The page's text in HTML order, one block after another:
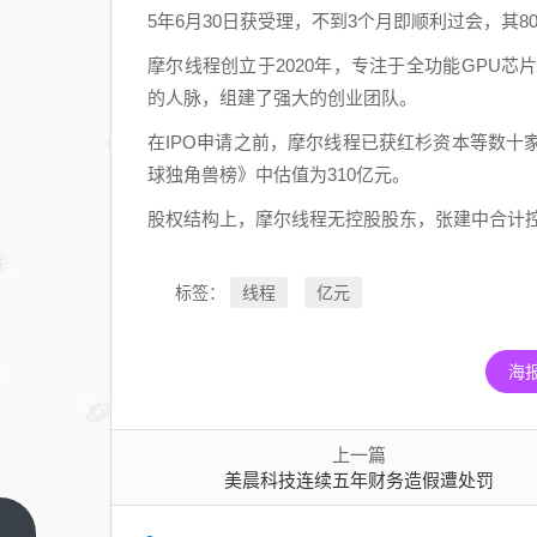
5年6月30日获受理，不到3个月即顺利过会，其
摩尔线程创立于2020年，专注于全功能GPU芯
的人脉，组建了强大的创业团队。
在IPO申请之前，摩尔线程已获红杉资本等数十
球独角兽榜》中估值为310亿元。
股权结构上，摩尔线程无控股股东，张建中合计
标签： 线程 亿元
海
上一篇
美晨科技连续五年财务造假遭处罚